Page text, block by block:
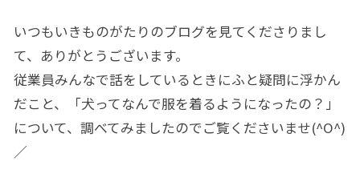
いつもいきものがたりのブログを見てくださりまし
て、ありがとうございます。
従業員みんなで話をしているときにふと疑問に浮かん
だこと、「犬ってなんで服を着るようになったの？」
について、調べてみましたのでご覧くださいませ(^O^)
／